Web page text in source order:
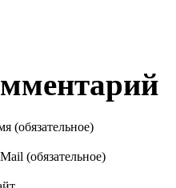
(обязательное)
(обязательное)